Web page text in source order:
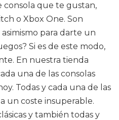
consola que te gustan,
o Xbox One. Son
para darte un
Si es de este modo,
En nuestra tienda
una de las consolas
Todas y cada una de las
un coste insuperable.
y también todas y